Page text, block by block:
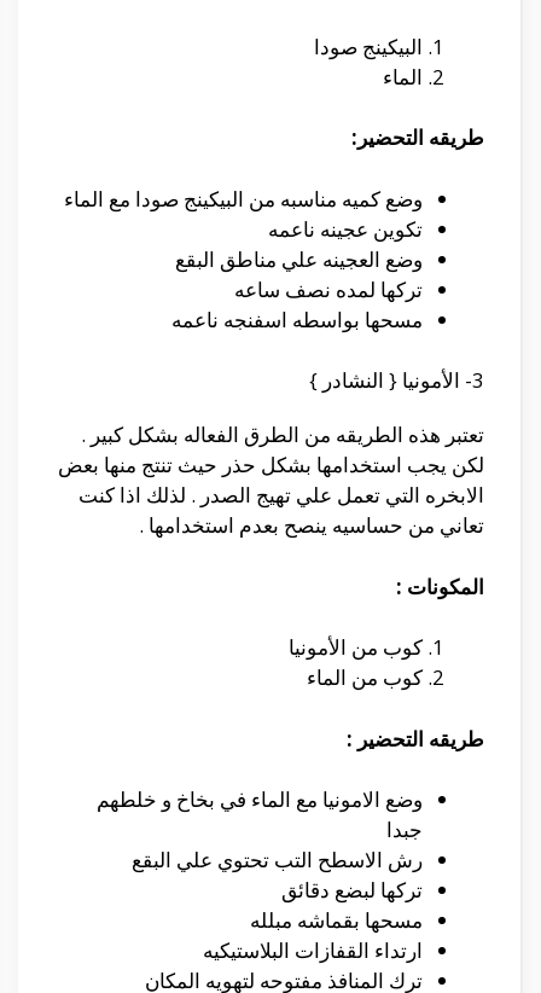
البيكينج صودا
الماء
طريقه التحضير:
وضع كميه مناسبه من البيكينج صودا مع الماء
تكوين عجينه ناعمه
وضع العجينه علي مناطق البقع
تركها لمده نصف ساعه
مسحها بواسطه اسفنجه ناعمه
3- الأمونيا { النشادر }
تعتبر هذه الطريقه من الطرق الفعاله بشكل كبير .
لكن يجب استخدامها بشكل حذر حيث تنتج منها بعض
الابخره التي تعمل علي تهيج الصدر . لذلك اذا كنت
تعاني من حساسيه ينصح بعدم استخدامها .
المكونات :
كوب من الأمونيا
كوب من الماء
طريقه التحضير :
وضع الامونيا مع الماء في بخاخ و خلطهم
جبدا
رش الاسطح التب تحتوي علي البقع
تركها لبضع دقائق
مسحها بقماشه مبلله
ارتداء القفازات البلاستيكيه
ترك المنافذ مفتوحه لتهويه المكان